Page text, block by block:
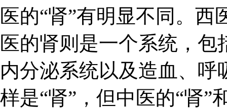
医的“肾”有明显不同。
医的肾则是一个系统，
内分泌系统以及造血、呼
样是“肾”，但中医的“肾”